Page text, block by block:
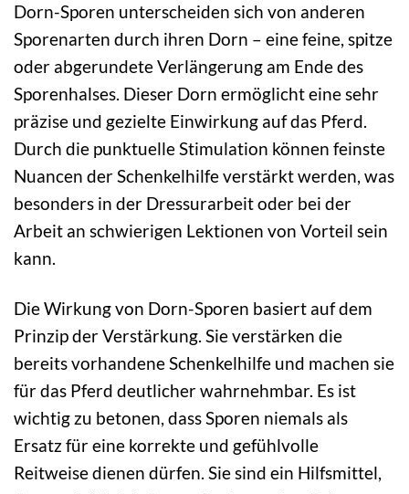
Dorn-Sporen unterscheiden sich von anderen
Sporenarten durch ihren Dorn – eine feine, spitze
oder abgerundete Verlängerung am Ende des
Sporenhalses. Dieser Dorn ermöglicht eine sehr
präzise und gezielte Einwirkung auf das Pferd.
Durch die punktuelle Stimulation können feinste
Nuancen der Schenkelhilfe verstärkt werden, was
besonders in der Dressurarbeit oder bei der
Arbeit an schwierigen Lektionen von Vorteil sein
kann.
Die Wirkung von Dorn-Sporen basiert auf dem
Prinzip der Verstärkung. Sie verstärken die
bereits vorhandene Schenkelhilfe und machen sie
für das Pferd deutlicher wahrnehmbar. Es ist
wichtig zu betonen, dass Sporen niemals als
Ersatz für eine korrekte und gefühlvolle
Reitweise dienen dürfen. Sie sind ein Hilfsmittel,